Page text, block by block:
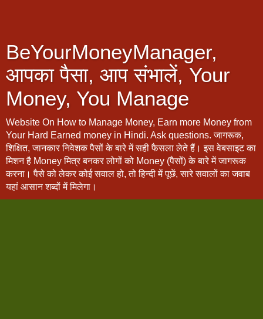
BeYourMoneyManager,
आपका पैसा, आप संभालें, Your
Money, You Manage
Website On How to Manage Money, Earn more Money from
Your Hard Earned money in Hindi. Ask questions. जागरूक,
शिक्षित, जानकार निवेशक पैसों के बारे में सही फैसला लेते हैं। इस वेबसाइट का
मिशन है Money मित्र बनकर लोगों को Money (पैसों) के बारे में जागरूक
करना। पैसे को लेकर कोई सवाल हो, तो हिन्दी में पूछें, सारे सवालों का जवाब
यहां आसान शब्दों में मिलेगा।